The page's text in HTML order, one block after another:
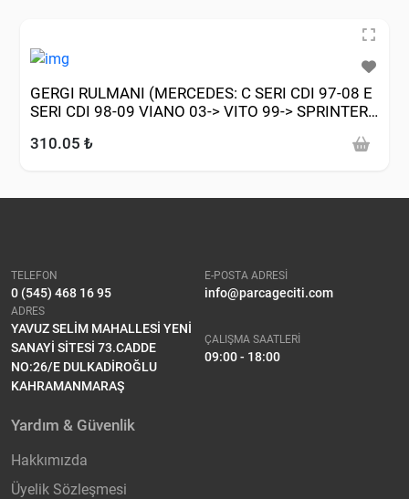
GERGI RULMANI (MERCEDES: C SERI CDI 97-08 E
SERI CDI 98-09 VIANO 03-> VITO 99-> SPRINTER
310.05 ₺
TELEFON
0 (545) 468 16 95
E-POSTA ADRESİ
info@parcageciti.com
ADRES
YAVUZ SELİM MAHALLESİ YENİ
SANAYİ SİTESİ 73.CADDE
NO:26/E DULKADİROĞLU
KAHRAMANMARAŞ
ÇALIŞMA SAATLERİ
09:00 - 18:00
Yardım & Güvenlik
Hakkımızda
Üyelik Sözleşmesi